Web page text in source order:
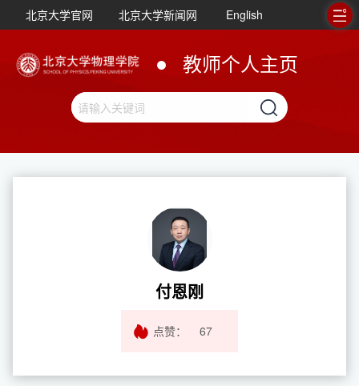
北京大学官网 北京大学新闻网 English
教师个人主页
付恩刚
点赞： 67